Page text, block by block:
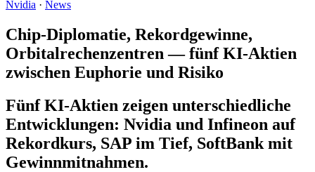
Nvidia · News
Chip-Diplomatie, Rekordgewinne,
Orbitalrechenzentren — fünf KI-Aktien
zwischen Euphorie und Risiko
Fünf KI-Aktien zeigen unterschiedliche
Entwicklungen: Nvidia und Infineon auf
Rekordkurs, SAP im Tief, SoftBank mit
Gewinnmitnahmen.